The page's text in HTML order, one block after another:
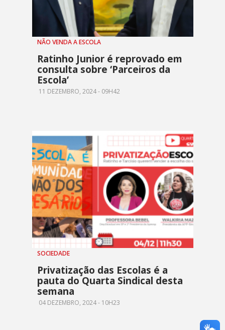
NÃO VENDA A ESCOLA
Ratinho Junior é reprovado em
consulta sobre ‘Parceiros da
Escola’
11 DEZEMBRO, 2024 - 09H42
SOCIEDADE
Privatização das Escolas é a
pauta do Quarta Sindical desta
semana
04 DEZEMBRO, 2024 - 10H23